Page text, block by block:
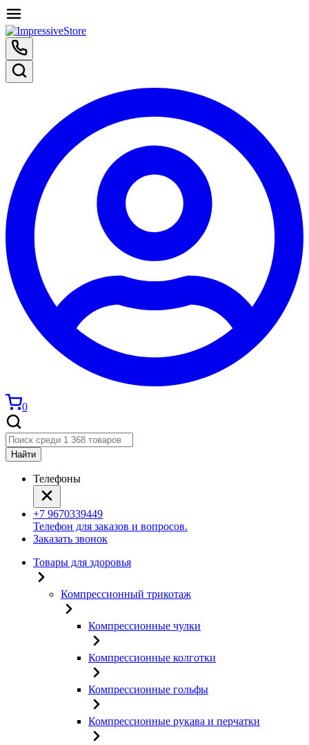
0
Найти
Телефоны
+7 9670339449
Телефон для заказов и вопросов.
Заказать звонок
Товары для здоровья
Компрессионный трикотаж
Компрессионные чулки
Компрессионные колготки
Компрессионные гольфы
Компрессионные рукава и перчатки